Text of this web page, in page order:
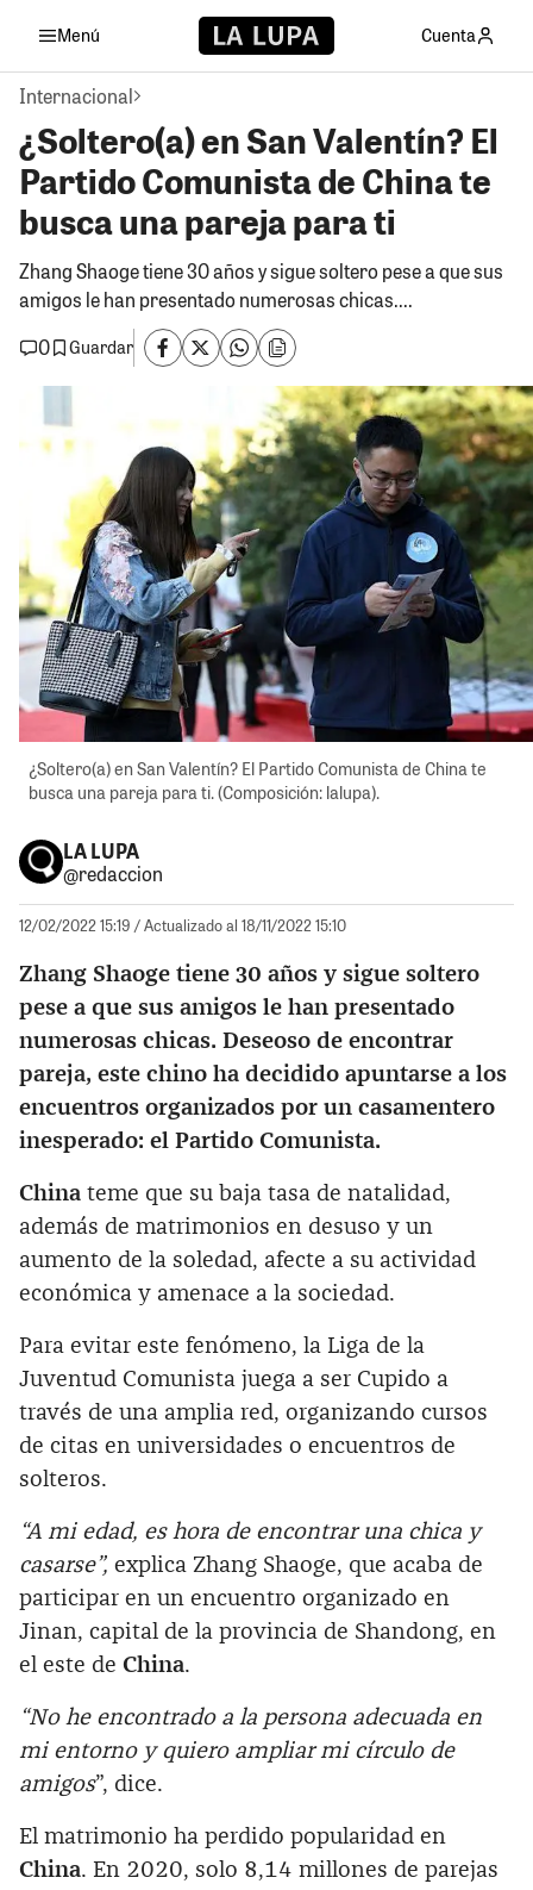
Menú Cuenta
Internacional
¿Soltero(a) en San Valentín? El
Partido Comunista de China te
busca una pareja para ti
Zhang Shaoge tiene 30 años y sigue soltero pese a que sus
amigos le han presentado numerosas chicas....
0
Guardar
¿Soltero(a) en San Valentín? El Partido Comunista de China te
busca una pareja para ti. (Composición: lalupa).
LA LUPA
@redaccion
12/02/2022 15:19 / Actualizado al 18/11/2022 15:10
Zhang Shaoge tiene 30 años y sigue soltero
pese a que sus amigos le han presentado
numerosas chicas. Deseoso de encontrar
pareja, este chino ha decidido apuntarse a los
encuentros organizados por un casamentero
inesperado: el Partido Comunista.
China teme que su baja tasa de natalidad,
además de matrimonios en desuso y un
aumento de la soledad, afecte a su actividad
económica y amenace a la sociedad.
Para evitar este fenómeno, la Liga de la
Juventud Comunista juega a ser Cupido a
través de una amplia red, organizando cursos
de citas en universidades o encuentros de
solteros.
“A mi edad, es hora de encontrar una chica y
casarse”, explica Zhang Shaoge, que acaba de
participar en un encuentro organizado en
Jinan, capital de la provincia de Shandong, en
el este de China.
“No he encontrado a la persona adecuada en
mi entorno y quiero ampliar mi círculo de
amigos”, dice.
El matrimonio ha perdido popularidad en
China. En 2020, solo 8,14 millones de parejas